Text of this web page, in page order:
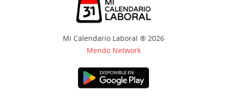
Mi Calendario Laboral ® 2026
Mendo Network